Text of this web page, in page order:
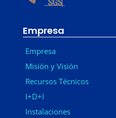
Empresa
Empresa
Misión y Visión
Recursos Técnicos
I+D+I
Instalaciones